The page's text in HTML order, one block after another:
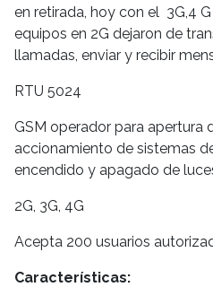
en retirada, hoy con el 3G,4
equipos en 2G dejaron de
llamadas, enviar y recibir
RTU 5024
GSM operador para apertura
accionamiento de sistemas
encendido y apagado de
2G, 3G, 4G
Acepta 200 usuarios
Características: